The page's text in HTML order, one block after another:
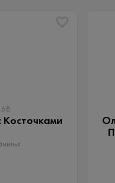
Косточками